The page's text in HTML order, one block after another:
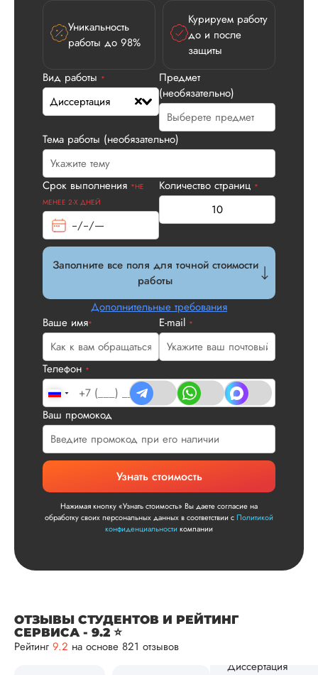
Уникальность
работы до 98%
Курируем работу
до и после
защиты
Вид работы *
Диссертация
Предмет
(необязательно)
Тема работы (необязательно)
Срок выполнения *НЕ
МЕНЕЕ 2-Х ДНЕЙ
Количество страниц *
Заполните все поля для точной стоимости
работы
Дополнительные требования
Ваше имя* E-mail *
Телефон *
Ваш промокод
Узнать стоимость
Нажимая кнопку «Узнать стоимость» Вы даете согласие на
обработку своих персональных данных в соответствии сПолитикой
конфиденциальностикомпании
ОТЗЫВЫ СТУДЕНТОВ И РЕЙТИНГ
СЕРВИСА - 9.2 ⭐
Рейтинг 9.2 на основе 821 отзывов
Илья П.
Диссертация
Дата:2026-05-21
У нас с другом
устроила стоимость
услуги, наличие
официального
договора. Само
по структуре
что не было
все в порядке в
не задалбывали,
посмотрели, что
Читать полный
улыбкой!
Диссертация